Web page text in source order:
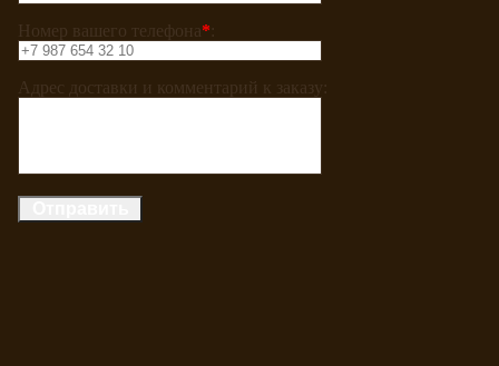
Номер вашего телефона*
Адрес доставки и комментарий к заказу: